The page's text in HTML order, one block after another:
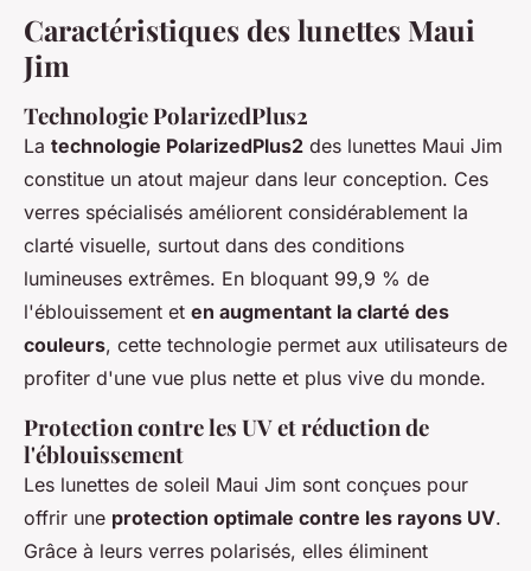
Caractéristiques des lunettes Maui
Jim
Technologie PolarizedPlus2
La technologie PolarizedPlus2 des lunettes Maui Jim
constitue un atout majeur dans leur conception. Ces
verres spécialisés améliorent considérablement la
clarté visuelle, surtout dans des conditions
lumineuses extrêmes. En bloquant 99,9 % de
l'éblouissement et en augmentant la clarté des
couleurs, cette technologie permet aux utilisateurs de
profiter d'une vue plus nette et plus vive du monde.
Protection contre les UV et réduction de
l'éblouissement
Les lunettes de soleil Maui Jim sont conçues pour
offrir une protection optimale contre les rayons UV.
Grâce à leurs verres polarisés, elles éliminent